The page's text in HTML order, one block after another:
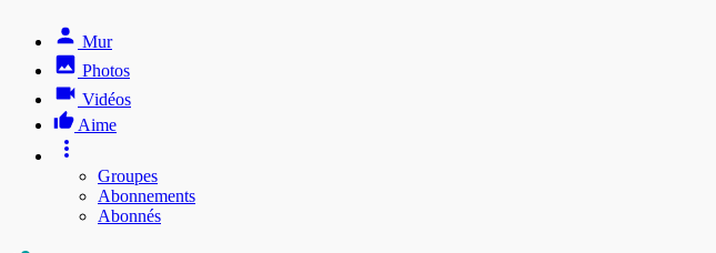
Mur
Photos
Vidéos
Aime
Groupes
Abonnements
Abonnés